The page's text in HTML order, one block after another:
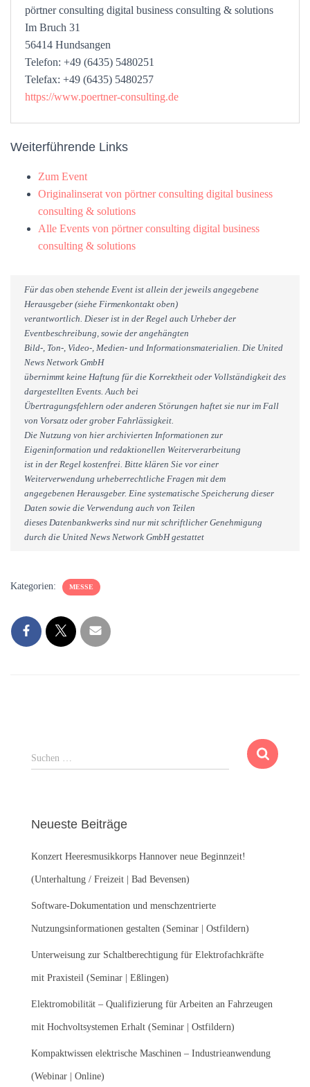
pörtner consulting digital business consulting & solutions
Im Bruch 31
56414 Hundsangen
Telefon: +49 (6435) 5480251
Telefax: +49 (6435) 5480257
https://www.poertner-consulting.de
Weiterführende Links
Zum Event
Originalinserat von pörtner consulting digital business
consulting & solutions
Alle Events von pörtner consulting digital business
consulting & solutions
Für das oben stehende Event ist allein der jeweils angegebene
Herausgeber (siehe Firmenkontakt oben)
verantwortlich. Dieser ist in der Regel auch Urheber der
Eventbeschreibung, sowie der angehängten
Bild-, Ton-, Video-, Medien- und Informationsmaterialien. Die United
News Network GmbH
übernimmt keine Haftung für die Korrektheit oder Vollständigkeit des
dargestellten Events. Auch bei
Übertragungsfehlern oder anderen Störungen haftet sie nur im Fall
von Vorsatz oder grober Fahrlässigkeit.
Die Nutzung von hier archivierten Informationen zur
Eigeninformation und redaktionellen Weiterverarbeitung
ist in der Regel kostenfrei. Bitte klären Sie vor einer
Weiterverwendung urheberrechtliche Fragen mit dem
angegebenen Herausgeber. Eine systematische Speicherung dieser
Daten sowie die Verwendung auch von Teilen
dieses Datenbankwerks sind nur mit schriftlicher Genehmigung
durch die United News Network GmbH gestattet
Kategorien: MESSE
S
u
n
a
c
:
Suchen …
Neueste Beiträge
Konzert Heeresmusikkorps Hannover neue Beginnzeit!
(Unterhaltung / Freizeit | Bad Bevensen)
Software-Dokumentation und menschzentrierte
Nutzungsinformationen gestalten (Seminar | Ostfildern)
Unterweisung zur Schaltberechtigung für Elektrofachkräfte
mit Praxisteil (Seminar | Eßlingen)
Elektromobilität – Qualifizierung für Arbeiten an Fahrzeugen
mit Hochvoltsystemen Erhalt (Seminar | Ostfildern)
Kompaktwissen elektrische Maschinen – Industrieanwendung
(Webinar | Online)